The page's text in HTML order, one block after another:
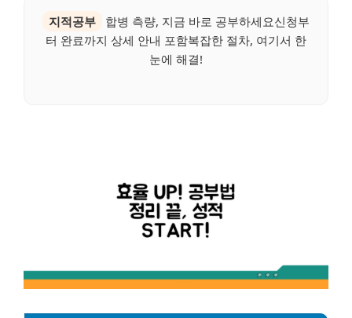
지적공부
합병 측량, 지금 바로 공부하세요신청부
터 완료까지 상세 안내 포함복잡한 절차, 여기서 한
눈에 해결!